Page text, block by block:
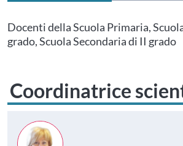
tuo profilo personalePrima di procedere all'iscrizione
Area Personale
Docenti della Scuola Primaria,
grado, Scuola Secondaria di II grado
Coordinatrice